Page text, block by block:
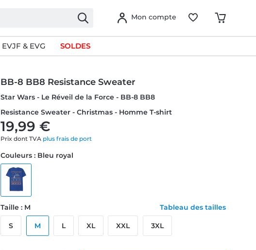
Mon compte
EVJF & EVG SOLDES
BB-8 BB8 Resistance Sweater
Star Wars - Le Réveil de la Force - BB-8 BB8
Resistance Sweater - Christmas - Homme T-shirt
19,99 €
Prix dont TVA plus frais de port
Couleurs : Bleu royal
Taille : M Tableau des tailles
S M L XL XXL 3XL